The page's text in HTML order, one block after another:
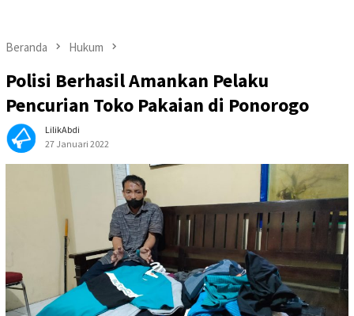
Beranda Hukum
Polisi Berhasil Amankan Pelaku
Pencurian Toko Pakaian di Ponorogo
LilikAbdi
27 Januari 2022